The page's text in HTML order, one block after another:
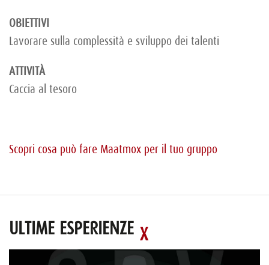
OBIETTIVI
Lavorare sulla complessità e sviluppo dei talenti
ATTIVITÀ
Caccia al tesoro
Scopri cosa può fare Maatmox per il tuo gruppo
ULTIME ESPERIENZE